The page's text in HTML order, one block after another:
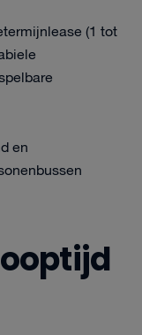
(1 tot
en